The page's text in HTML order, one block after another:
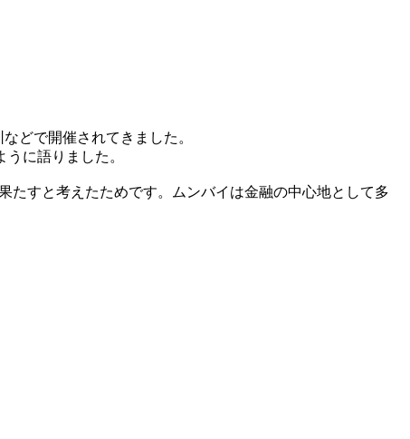
どで開催されてきました。
に語りました。
たすと考えたためです。ムンバイは金融の中心地として多